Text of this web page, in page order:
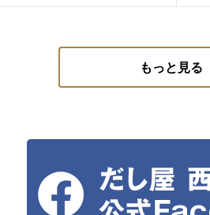
もっと見る